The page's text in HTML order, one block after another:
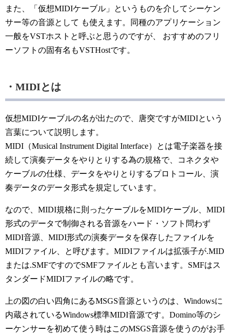
また、「仮想MIDIケーブル」というものを介してシーケン
サー等の音源として も使えます。同種のアプリケーション
一般をVSTホストと呼ぶと思うのですが、 おすすめのフリ
ーソフトの固有名もVSTHostです。
・MIDIとは
仮想MIDIケーブルの名が出たので、唐突ですがMIDIという
言葉について説明します。
MIDI（Musical Instrument Digital Interface）とは電子楽器を接
続して演奏データをやりとりする為の規格で、コネクタや
ケーブルの仕様、データをやりとりするプロトコール、演
奏データのデータ形式を規定しています。
なので、MIDI規格に則ったケーブルをMIDIケーブル、MIDI
形式のデータで制御される音源をハード・ソフト問わず
MIDI音源、MIDI形式の演奏データを保存したファイルを
MIDIファイル、と呼びます。MIDIファイルは拡張子が.MID
または.SMFですのでSMFファイルとも言います。SMFはス
タンダードMIDIファイルの略です。
上の図の白い四角にあるMSGS音源というのは、Windowsに
内蔵されているWindows標準MIDI音源です。Domino等のシ
ーケンサーを初めて使う時はこのMSGS音源を使うのがお手